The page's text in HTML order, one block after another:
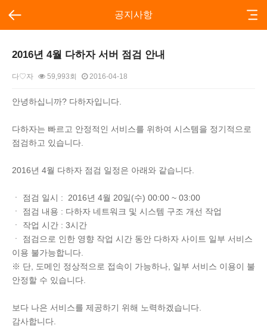
공지사항
2016년 4월 다하자 서버 점검 안내
다♡자 59,993회 2016-04-18
본문
안녕하십니까? 다하자입니다.
다하자는 빠르고 안정적인 서비스를 위하여 시스템을 정기적으로
점검하고 있습니다.
2016년 4월 다하자 점검 일정은 아래와 같습니다.
ㆍ 점검 일시 : 2016년 4월 20일(수) 00:00 ~ 03:00
ㆍ 점검 내용 : 다하자 네트워크 및 시스템 구조 개선 작업
ㆍ 작업 시간 : 3시간
ㆍ 점검으로 인한 영향 작업 시간 동안 다하자 사이트 일부 서비스
이용 불가능합니다.
※ 단, 도메인 정상적으로 접속이 가능하나, 일부 서비스 이용이 불
안정할 수 있습니다.
보다 나은 서비스를 제공하기 위해 노력하겠습니다.
감사합니다.